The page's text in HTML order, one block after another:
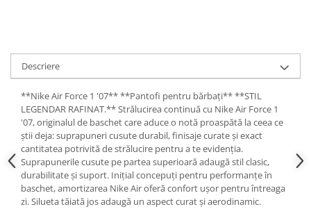
Descriere
**Nike Air Force 1 '07** **Pantofi pentru bărbați** **STIL
LEGENDAR RAFINAT.** Strălucirea continuă cu Nike Air Force 1
'07, originalul de baschet care aduce o notă proaspătă la ceea ce
știi deja: suprapuneri cusute durabil, finisaje curate și exact
cantitatea potrivită de strălucire pentru a te evidenția.
Suprapunerile cusute pe partea superioară adaugă stil clasic,
durabilitate și suport. Inițial concepuți pentru performanțe în
baschet, amortizarea Nike Air oferă confort ușor pentru întreaga
zi. Silueta tăiată jos adaugă un aspect curat și aerodinamic.